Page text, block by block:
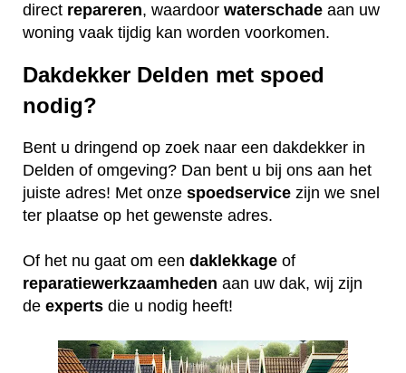
direct repareren, waardoor waterschade aan uw
woning vaak tijdig kan worden voorkomen.
Dakdekker Delden met spoed
nodig?
Bent u dringend op zoek naar een dakdekker in
Delden of omgeving? Dan bent u bij ons aan het
juiste adres! Met onze spoedservice zijn we snel
ter plaatse op het gewenste adres.
Of het nu gaat om een daklekkage of
reparatiewerkzaamheden aan uw dak, wij zijn
de experts die u nodig heeft!